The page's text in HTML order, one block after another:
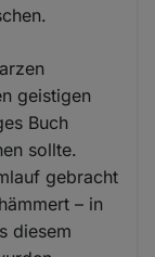
geistigen
Buch
sollte.
gebracht
– in
diesem